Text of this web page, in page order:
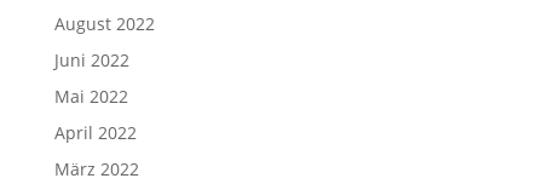
August 2022
Juni 2022
Mai 2022
April 2022
März 2022